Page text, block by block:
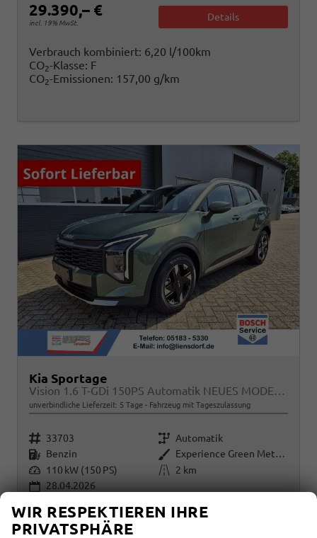
29.390,– €
incl. 19% MwSt.
Details
Verbrauch kombiniert: 6,20 l/100km
CO2-Klasse: F
CO2-Emissionen: 157,00 g/km
Kia Sportage
Vision 1.6 T-GDi 150PS Automatik NEUES MODELL MY26 FACELIFT Sitzheizung Lenkradheizung Klimaautomatik Navi Bluetooth Touchscreen Apple CarPlay Android Auto PDC v+h 17"LM Rückf.Kamera ACC 2x Keyless
unverbindliche Lieferzeit: 5 Tage Fahrzeug mit Tageszulassung
Fahrzeugnr. 33703 Getriebe Automatik
Kraftstoff Benzin Außenfarbe
Experience Green Metallic
Leistung 110 kW (150 PS) Kilometerstand
2 km
28.04.2026
29.390,– €
incl. 19% MwSt.
Details
WIR RESPEKTIEREN IHRE
PRIVATSPHÄRE